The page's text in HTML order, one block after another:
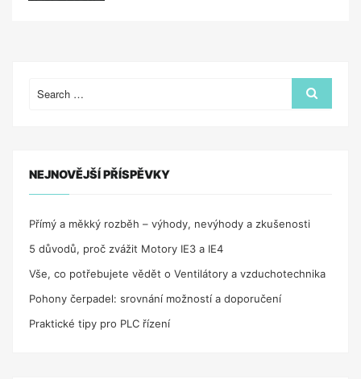
for:
Search
NEJNOVĚJŠÍ PŘÍSPĚVKY
Přímý a měkký rozběh – výhody, nevýhody a zkušenosti
5 důvodů, proč zvážit Motory IE3 a IE4
Vše, co potřebujete vědět o Ventilátory a vzduchotechnika
Pohony čerpadel: srovnání možností a doporučení
Praktické tipy pro PLC řízení